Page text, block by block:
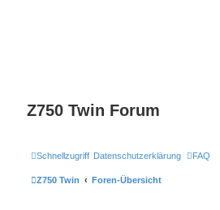
Z750 Twin Forum
Schnellzugriff Datenschutzerklärung FAQ
Z750 Twin Foren-Übersicht